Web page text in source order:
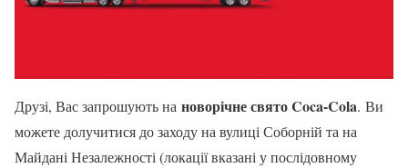
Друзі, Вас запрошують на новорічне свято Coca-Cola. Ви
можете долучитися до заходу на вулиці Соборній та на
Майдані Незалежності (локації вказані у послідовному